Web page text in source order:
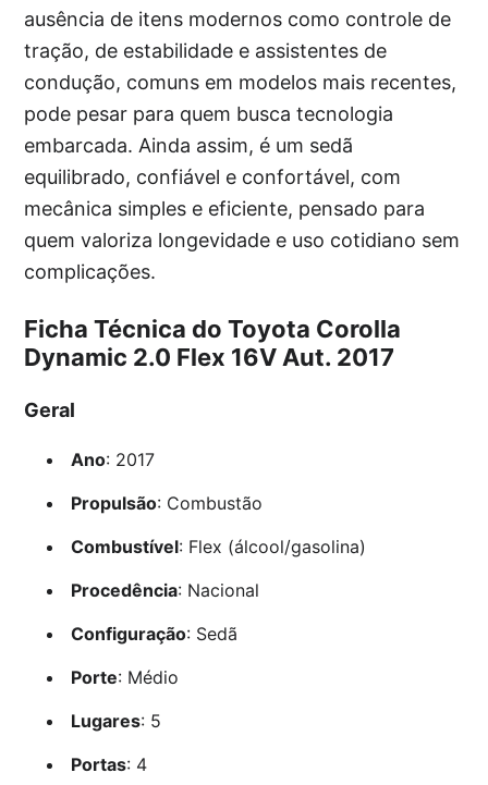
ausência de itens modernos como controle de
tração, de estabilidade e assistentes de
condução, comuns em modelos mais recentes,
pode pesar para quem busca tecnologia
embarcada. Ainda assim, é um sedã
equilibrado, confiável e confortável, com
mecânica simples e eficiente, pensado para
quem valoriza longevidade e uso cotidiano sem
complicações.
Ficha Técnica do Toyota Corolla
Dynamic 2.0 Flex 16V Aut. 2017
Geral
Ano: 2017
Propulsão: Combustão
Combustível: Flex (álcool/gasolina)
Procedência: Nacional
Configuração: Sedã
Porte: Médio
Lugares: 5
Portas: 4